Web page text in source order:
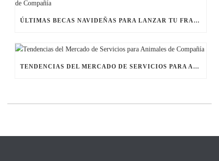
ÚLTIMAS BECAS NAVIDEÑAS PARA LANZAR TU FRANQUICIA DE ANIMALES DE COMPAÑÍA
TENDENCIAS DEL MERCADO DE SERVICIOS PARA ANIMALES DE COMPAÑÍA